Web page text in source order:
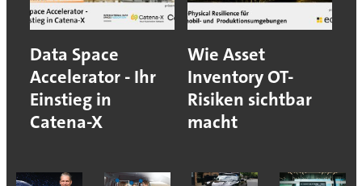
Data Space
Accelerator - Ihr
Einstieg in
Catena-X
Wie Asset
Inventory OT-
Risiken sichtbar
macht